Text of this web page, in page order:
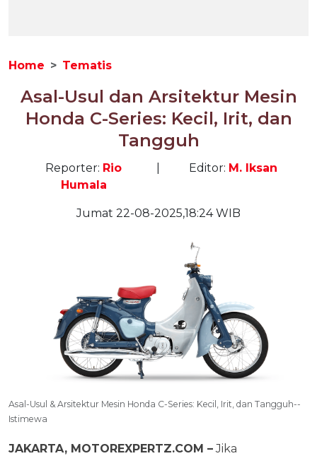
Home Tematis
Asal-Usul dan Arsitektur Mesin
Honda C-Series: Kecil, Irit, dan
Tangguh
Reporter: Rio
Humala
Editor: M. Iksan
Jumat 22-08-2025,18:24 WIB
Asal-Usul & Arsitektur Mesin Honda C-Series: Kecil, Irit, dan Tangguh--
Istimewa
JAKARTA, MOTOREXPERTZ.COM –Jika